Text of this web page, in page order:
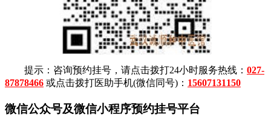
提示：咨询预约挂号，请点击拨打24小时服务热线： 027-
87878466 或点击拨打医助手机(微信同号)： 15607131150
微信公众号及微信小程序预约挂号平台